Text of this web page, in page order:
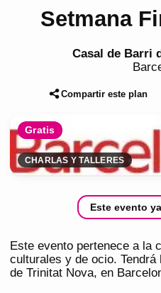
Setmana
Casal de Barri
Compartir este plan
Gratis
CHARLAS Y TALLERES
Este evento
Este evento pertenece a la
culturales y de ocio.
de Trinitat Nova, en